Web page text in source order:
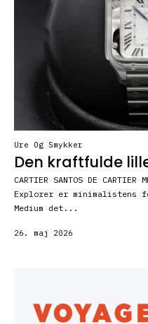
Ure Og Smykker
Den kraftfulde
CARTIER SANTOS DE CARTIER
Explorer er minimalistens
Medium det...
26. maj 2026